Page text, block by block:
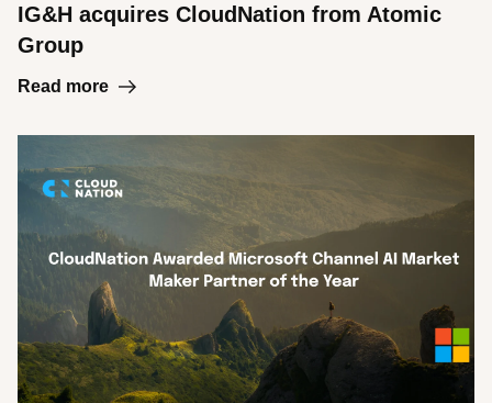
IG&H acquires CloudNation from Atomic
Group
Read more